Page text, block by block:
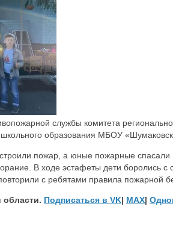
службы комитета
образования МБОУ
пожар, а юные пожарные
В ходе эстафеты дети боролись
с ребятами правила
области. Подписаться в VK| MAX|